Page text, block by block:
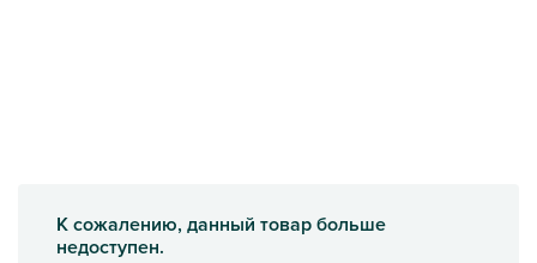
К сожалению, данный товар больше
недоступен.